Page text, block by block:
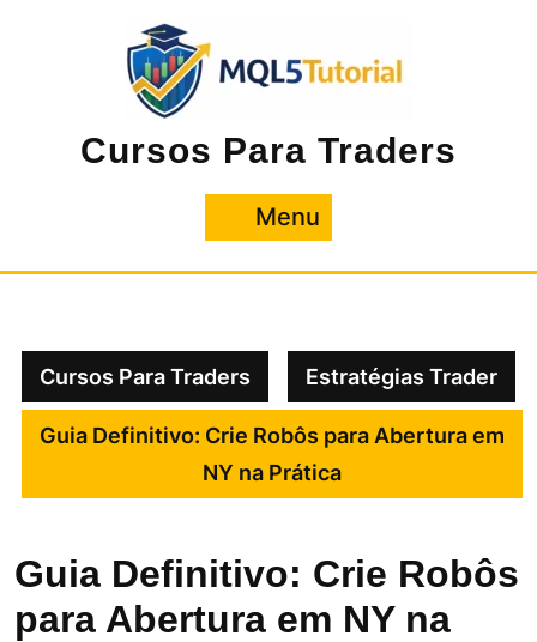
Cursos Para Traders
Menu
Cursos Para Traders Estratégias Trader
Guia Definitivo: Crie Robôs para Abertura em
NY na Prática
Guia Definitivo: Crie Robôs
para Abertura em NY na